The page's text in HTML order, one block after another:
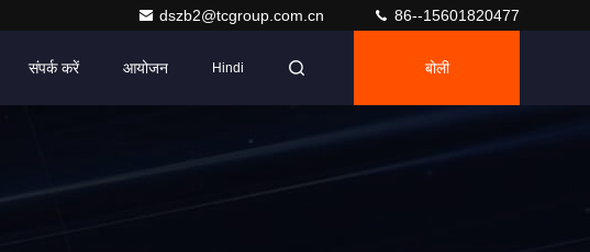
dszb2@tcgroup.com.cn 86--15601820477
संपर्क करें आयोजन Hindi बोली